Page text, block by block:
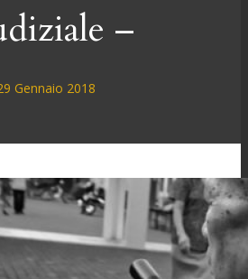
–
Gennaio 2018